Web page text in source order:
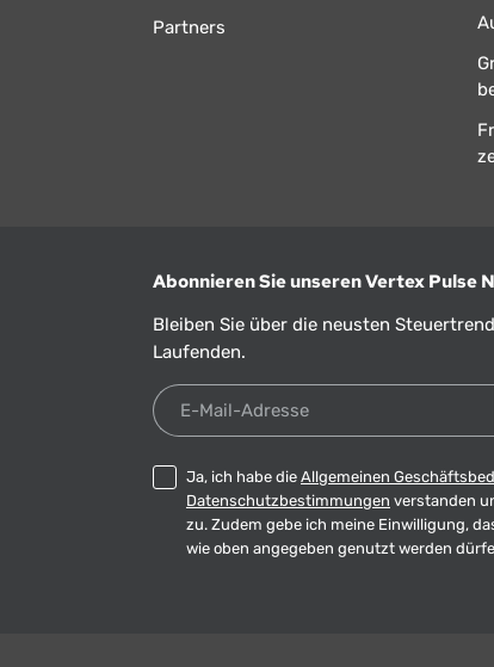
Partners
Abonnieren Sie unseren Vertex Pulse
Bleiben Sie über die neusten
Laufenden.
E-Mail-Adresse
Ja, ich habe die Allgemeinen
Datenschutzbestimmungen verstanden
zu. Zudem gebe ich meine Einwilligung,
wie oben angegeben genutzt werden